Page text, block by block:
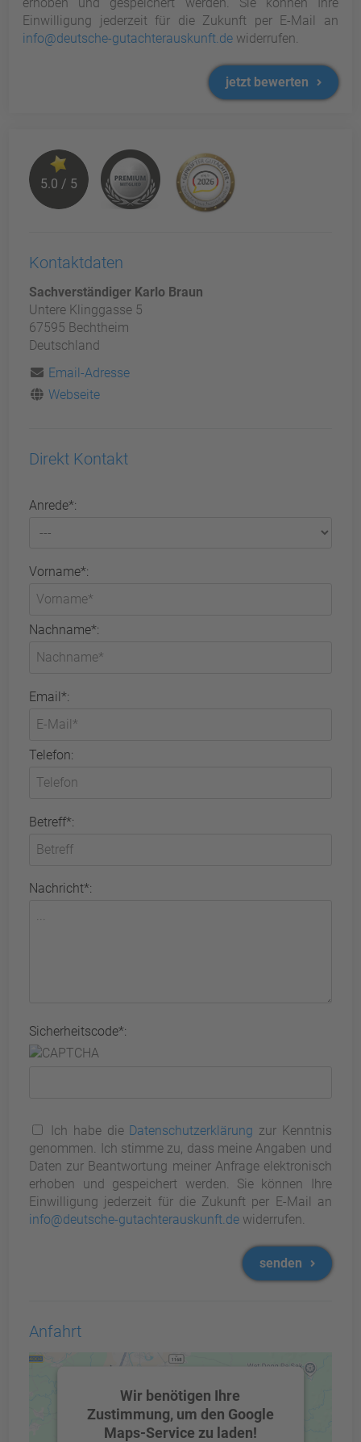
erhoben und gespeichert werden. Sie können Ihre
Einwilligung jederzeit für die Zukunft per E-Mail an
info@deutsche-gutachterauskunft.de widerrufen.
jetzt bewerten
5.0 / 5
Kontaktdaten
Sachverständiger Karlo Braun
Untere Klinggasse 5
67595 Bechtheim
Deutschland
Email-Adresse
Webseite
Direkt Kontakt
Anrede*:
Vorname*:
Nachname*:
Email*:
Telefon:
Betreff*:
Nachricht*:
Sicherheitscode*:
Ich habe die Datenschutzerklärung zur Kenntnis
genommen. Ich stimme zu, dass meine Angaben und
Daten zur Beantwortung meiner Anfrage elektronisch
erhoben und gespeichert werden. Sie können Ihre
Einwilligung jederzeit für die Zukunft per E-Mail an
info@deutsche-gutachterauskunft.de widerrufen.
senden
Anfahrt
Wir benötigen Ihre
Zustimmung, um den Google
Maps-Service zu laden!